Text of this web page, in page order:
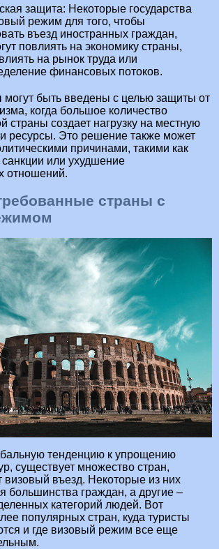
защита: Некоторые государства
режим для того, чтобы
въезд иностранных граждан,
повлиять на экономику страны,
на рынок труда или
финансовых потоков.
могут быть введены с целью защиты от
когда большое количество
страны создает нагрузку на местную
ресурсы. Это решение также может
причинами, такими как
или ухудшение
отношений.
страны с
тенденцию к упрощению
существует множество стран,
визовый въезд. Некоторые из них
большинства граждан, а другие –
категорий людей. Вот
популярных стран, куда туристы
и где визовый режим все еще